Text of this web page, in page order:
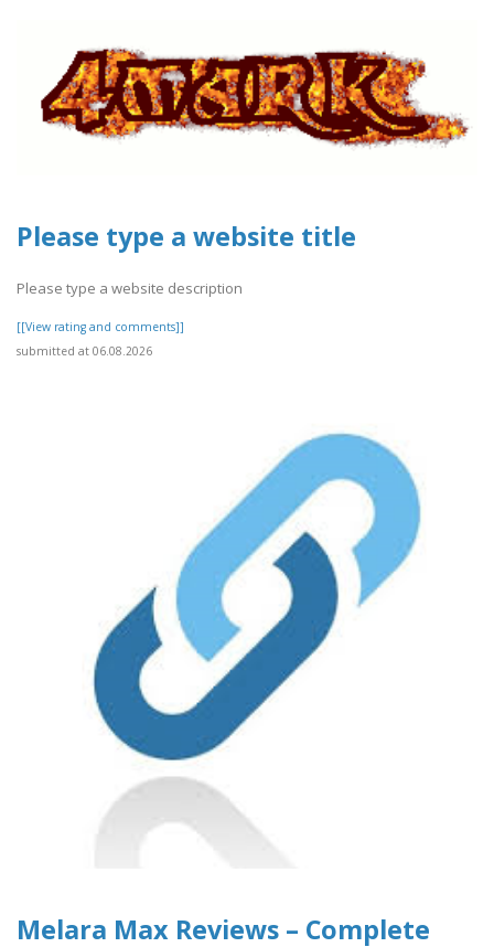
Please type a website title
Please type a website description
[[View rating and comments]]
submitted at 06.08.2026
Melara Max Reviews – Complete